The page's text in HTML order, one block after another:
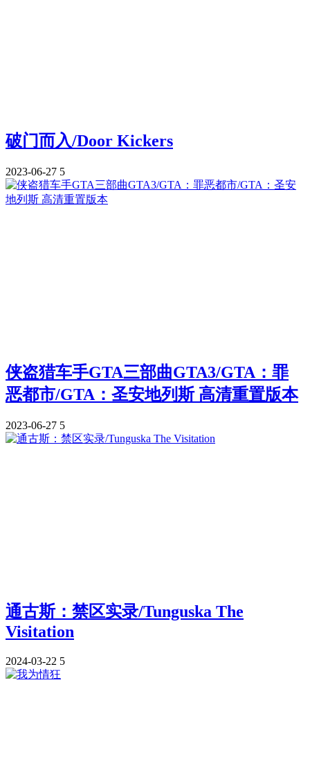
破门而入/Door Kickers
2023-06-27 5
侠盗猎车手GTA三部曲GTA3/GTA：罪
恶都市/GTA：圣安地列斯 高清重置版本
2023-06-27 5
通古斯：禁区实录/Tunguska The
Visitation
2024-03-22 5